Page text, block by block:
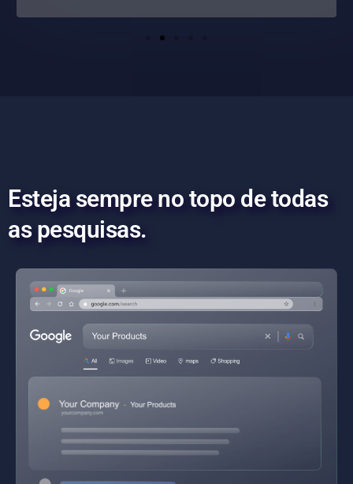
Esteja sempre no topo de todas
as pesquisas.